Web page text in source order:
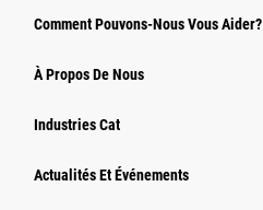
Comment Pouvons-Nous Vous Aider?
À Propos De Nous
Industries Cat
Actualités Et Événements